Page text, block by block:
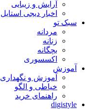
آرایش و زیبایی
اخبار دیجی استایل
سبک تو
مردانه
زنانه
بچگانه
اکسسوری
آموزش
آموزش و نگهداری
خیاطی و الگو
راهنمای خرید
digistyle